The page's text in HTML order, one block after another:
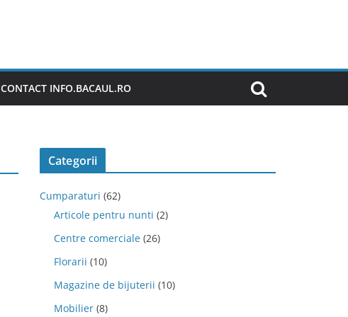
CONTACT INFO.BACAUL.RO
Categorii
Cumparaturi (62)
Articole pentru nunti (2)
Centre comerciale (26)
Florarii (10)
Magazine de bijuterii (10)
Mobilier (8)